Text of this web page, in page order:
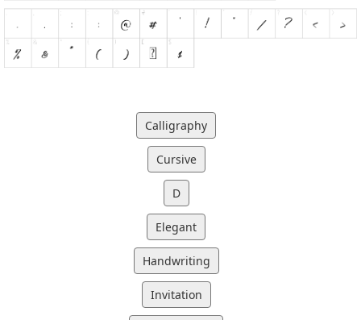
Calligraphy
Cursive
D
Elegant
Handwriting
Invitation